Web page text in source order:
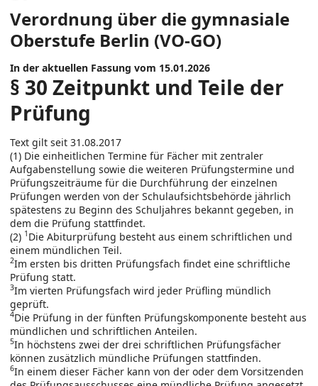
Verordnung über die gymnasiale
Oberstufe Berlin (VO-GO)
In der aktuellen Fassung vom 15.01.2026
§ 30 Zeitpunkt und Teile der
Prüfung
Text gilt seit 31.08.2017
(1) Die einheitlichen Termine für Fächer mit zentraler
Aufgabenstellung sowie die weiteren Prüfungstermine und
Prüfungszeiträume für die Durchführung der einzelnen
Prüfungen werden von der Schulaufsichtsbehörde jährlich
spätestens zu Beginn des Schuljahres bekannt gegeben, in
dem die Prüfung stattfindet.
(2) 1 Die Abiturprüfung besteht aus einem schriftlichen und
einem mündlichen Teil.
2Im ersten bis dritten Prüfungsfach findet eine schriftliche
Prüfung statt.
3Im vierten Prüfungsfach wird jeder Prüfling mündlich
geprüft.
4Die Prüfung in der fünften Prüfungskomponente besteht aus
mündlichen und schriftlichen Anteilen.
5In höchstens zwei der drei schriftlichen Prüfungsfächer
können zusätzlich mündliche Prüfungen stattfinden.
6In einem dieser Fächer kann von der oder dem Vorsitzenden